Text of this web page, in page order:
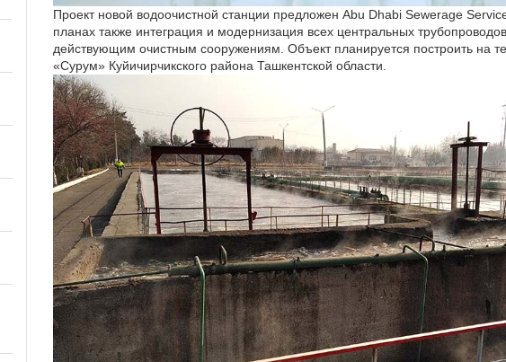
Проект новой водоочистной станции предложен Abu Dhabi Sewerage
планах также интеграция и модернизация всех центральных
действующим очистным сооружениям. Объект планируется построить на
«Сурум» Куйичирчикского района Ташкентской области.